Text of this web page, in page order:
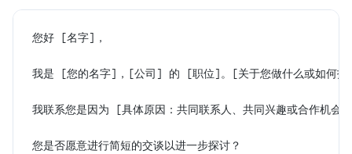
您好 [名字]，
我是 [您的名字]，[公司] 的 [职位]。[关于您做什么或如何找
我联系您是因为 [具体原因：共同联系人、共同兴趣或合作机会]
您是否愿意进行简短的交谈以进一步探讨？